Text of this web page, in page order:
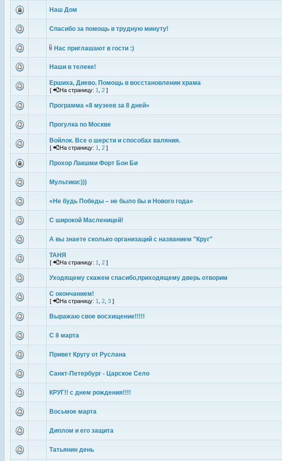
Наш Дом
Спасибо за помощь в трудную минуту!
Нас приглашают в гости :)
Наши в телеке!
Ершиха, Диево. Помощь в восстановлении храма
[ На страницу: 1 2 ]
Программа «8 музеев за 8 дней»
Прогулка по Москве
Войлок. Все о шерсти и способах валяния.
[ На страницу: 1 2 ]
Прохор Лакшми Форт Бон Би
Мультики:)))
«Не будь Победы – не было бы и Нового года»
С широкой Масленицей!
А вы знаете сколько организаций с названием "Круг"
ТАНЯ
[ На страницу: 1 2 ]
Уходящему скажем спасибо,приходящему дверь отворим
С окончанием!
[ На страницу: 1 2 3 ]
Выражаю свое восхищение!!!!!
С 8 марта
Привет Кругу от Руслана
Санкт-Петербург - Царское Село
КРУГ!! с днем рождения!!!!
Восьмое марта
Диплом и его защита
Татьянин день